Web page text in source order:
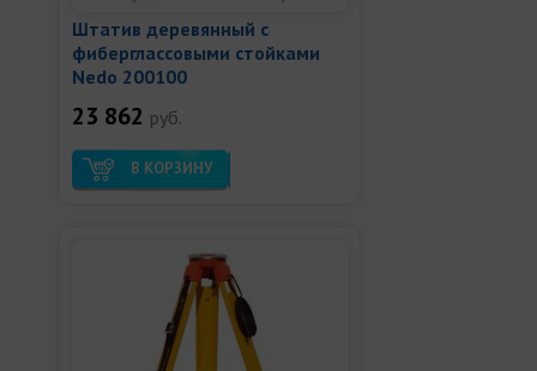
Штатив деревянный с
фиберглассовыми стойками
Nedo 200100
23 862 руб.
В КОРЗИНУ